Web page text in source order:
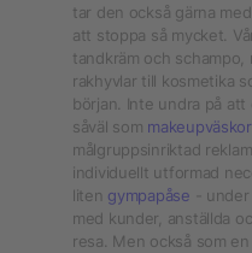
tar den också gärna
att stoppa så mycket.
tandkräm och schampo,
rakhyvlar till kosmetika
början. Inte undra på att
såväl som makeupväskor
målgruppsinriktad
individuellt utformad
liten gympapåse -
med kunder, anställda
resa. Men också som